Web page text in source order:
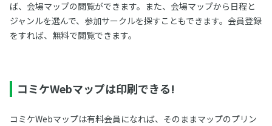
ば、会場マップの閲覧ができます。また、会場マップから日程と
ジャンルを選んで、参加サークルを探すこともできます。会員登録
をすれば、無料で閲覧できます。
コミケWebマップは印刷できる!
コミケWebマップは有料会員になれば、そのままマップのプリン